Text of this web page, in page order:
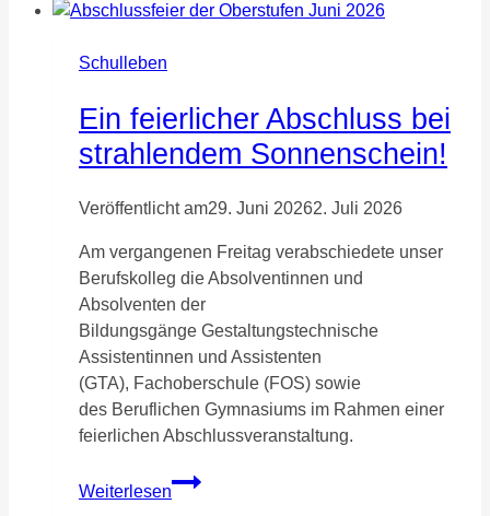
Schulleben
Ein feierlicher Abschluss bei
strahlendem Sonnenschein!
Veröffentlicht am29. Juni 20262. Juli 2026
Am vergangenen Freitag verabschiedete unser
Berufskolleg die Absolventinnen und
Absolventen der
Bildungsgänge Gestaltungstechnische
Assistentinnen und Assistenten
(GTA), Fachoberschule (FOS) sowie
des Beruflichen Gymnasiums im Rahmen einer
feierlichen Abschlussveranstaltung.
Weiterlesen
Ein
feierlicher